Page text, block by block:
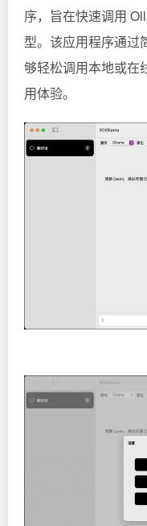
序，旨在快速调用
型。该应用程序通过
够轻松调用本地或在
用体验。